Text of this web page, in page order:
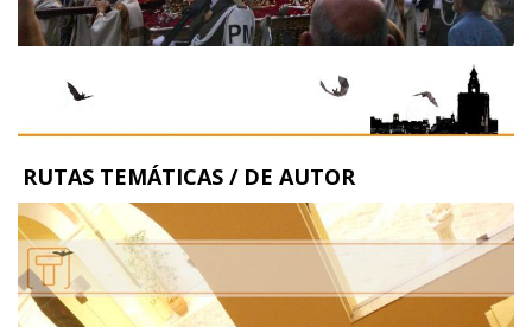
RUTAS TEMÁTICAS / DE AUTOR